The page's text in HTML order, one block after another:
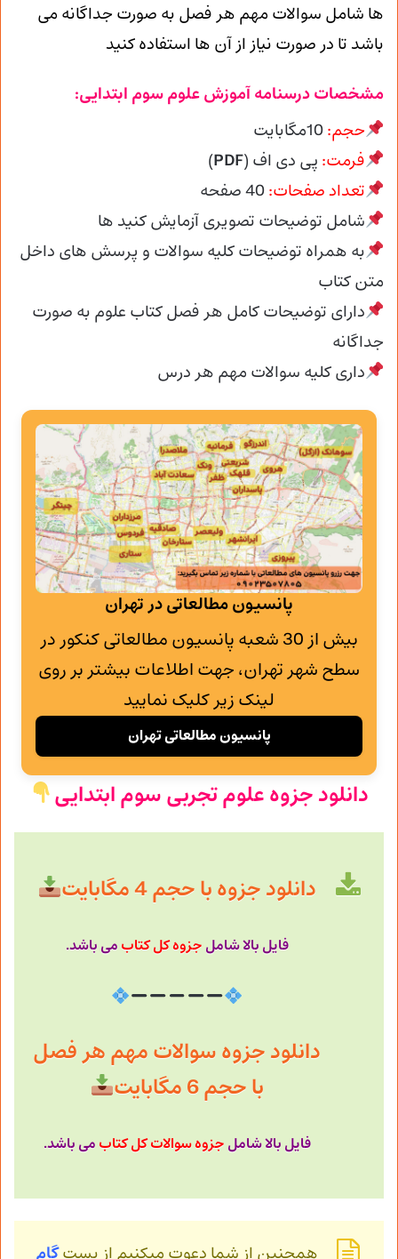
ها شامل سوالات مهم هر فصل به صورت جداگانه می
باشد تا در صورت نیاز از آن ها استفاده کنید
مشخصات درسنامه آموزش علوم سوم ابتدایی:
حجم:10مگابایت
فرمت: پی دی اف (PDF
)
تعداد صفحات:40 صفحه
شامل توضیحات تصویری آزمایش کنید ها
به همراه توضیحات کلیه سوالات و پرسش های داخل
متن کتاب
دارای توضیحات کامل هر فصل کتاب علوم به صورت
جداگانه
داری کلیه سوالات مهم هر درس
پانسیون مطالعاتی در تهران
بیش از 30 شعبه پانسیون مطالعاتی کنکور در
سطح شهر تهران، جهت اطلاعات بیشتر بر روی
لینک زیر کلیک نمایید
پانسیون مطالعاتی تهران
دانلود جزوه علوم تجربی سوم ابتدایی
دانلود جزوه با حجم 4 مگابایت
فایل بالا شامل جزوه کل کتاب می باشد.
دانلود جزوه سوالات مهم هر فصل
با حجم 6 مگابایت
فایل بالا شامل جزوه سوالات کل کتاب می باشد.
همچنین از شما دعوت میکنیم از پست